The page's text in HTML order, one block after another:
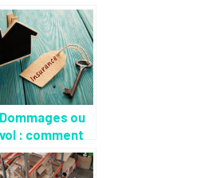
recours à un
expert pour la
création de son
site web ?
Dommages ou
vol : comment
réussir à
protéger vos